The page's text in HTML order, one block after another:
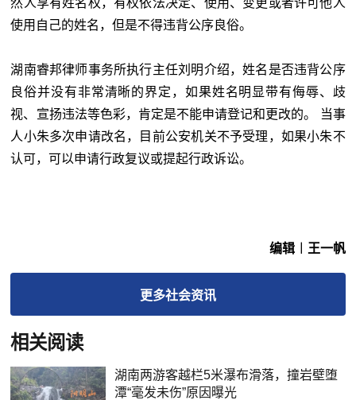
使用自己的姓名，但是不得违背公序良俗。
湖南睿邦律师事务所执行主任刘明介绍，姓名是否违背公序
良俗并没有非常清晰的界定，如果姓名明显带有侮辱、歧
视、宣扬违法等色彩，肯定是不能申请登记和更改的。 当事
人小朱多次申请改名，目前公安机关不予受理，如果小朱不
认可，可以申请行政复议或提起行政诉讼。
编辑︱王一帆
更多社会资讯
相关阅读
湖南两游客越栏5米瀑布滑落，撞岩壁堕
潭“毫发未伤”原因曝光